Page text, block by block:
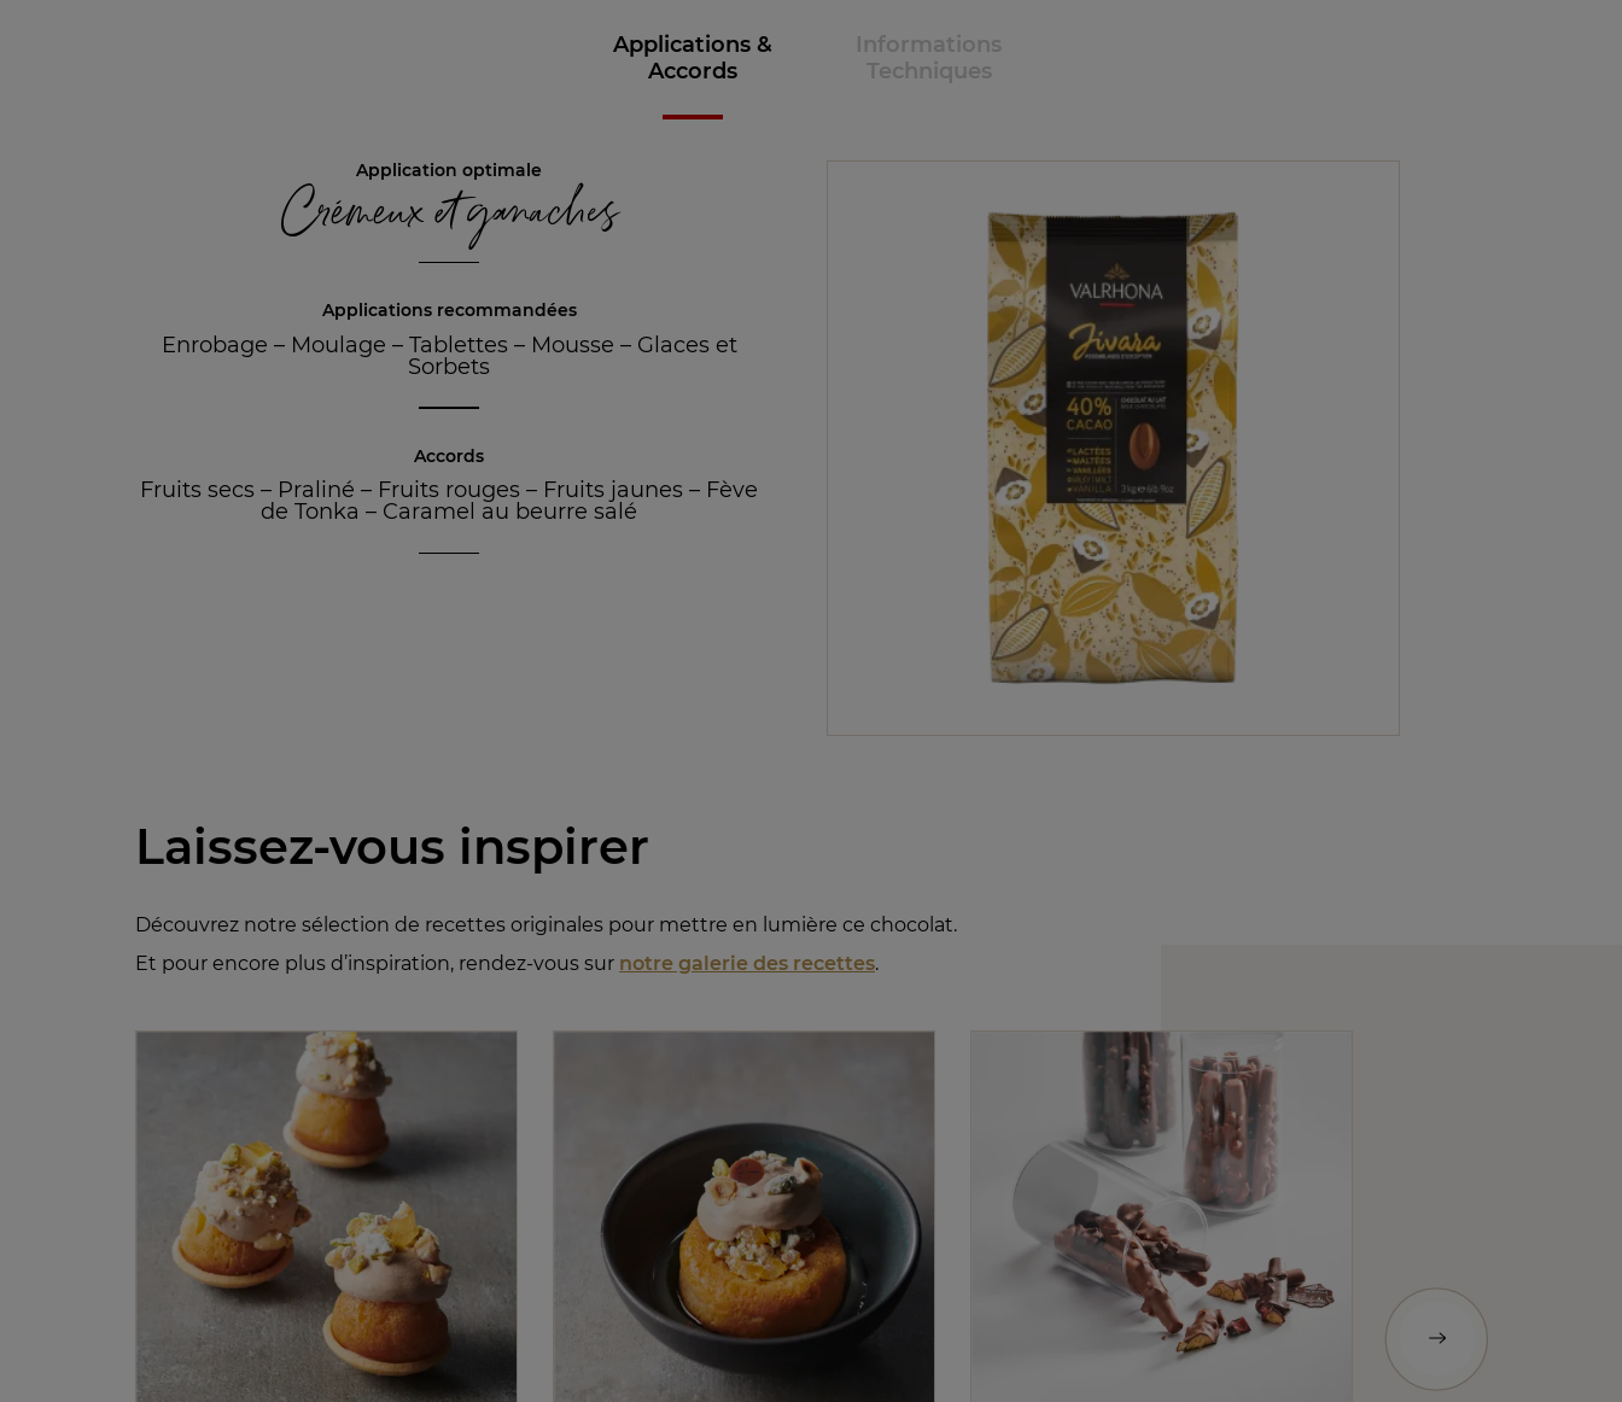
Applications &
Accords
Informations
Techniques
Application optimale
Crémeux et ganaches
Applications recommandées
Enrobage – Moulage – Tablettes – Mousse – Glaces et
Sorbets
Accords
Fruits secs – Praliné – Fruits rouges – Fruits jaunes – Fève
de Tonka – Caramel au beurre salé
Laissez-vous inspirer
Découvrez notre sélection de recettes originales pour mettre en lumière ce chocolat.
Et pour encore plus d’inspiration, rendez-vous sur notre galerie des recettes.